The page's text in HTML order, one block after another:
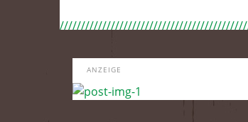
ANZEIGE